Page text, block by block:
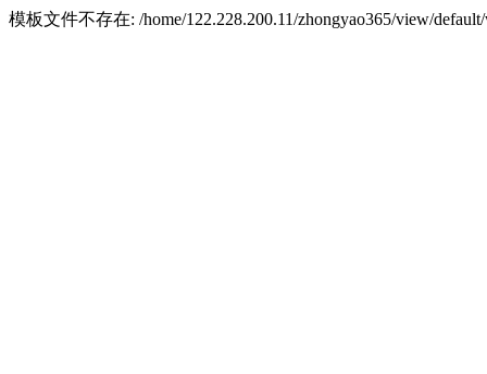
模板文件不存在: /home/122.228.200.11/zhongyao365/view/default/